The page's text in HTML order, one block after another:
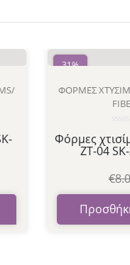
31%
ΦΌΡΜΕΣ
Φόρμες
ZT-04
€
με
0
5